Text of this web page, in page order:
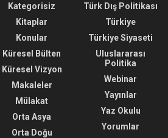
Kategorisiz
Kitaplar
Konular
Küresel Bülten
Küresel Vizyon
Makaleler
Mülakat
Orta Asya
Orta Doğu
Türk Dış Politikası
Türkiye
Türkiye Siyaseti
Uluslararası
Politika
Webinar
Yayınlar
Yaz Okulu
Yorumlar